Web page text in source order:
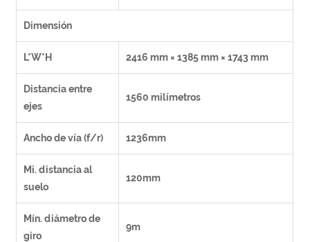
Dimensión
L*W*H 2416 mm × 1385 mm × 1743 mm
Distancia entre
ejes
1560 milímetros
Ancho de vía (f/r) 1236mm
Mi. distancia al
suelo
120mm
Mín. diámetro de
giro
9m